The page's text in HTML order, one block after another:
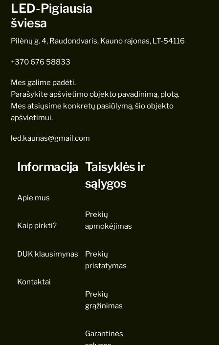
LED-Pigiausia
šviesa
Pilėnų g. 4, Raudondvaris, Kauno rajonas, LT-54116
+370 676 58833
Mes galime padėti.
Parašykite apšvietimo objekto pavadinimą, plotą.
Mes atsiųsime konkretų pasiūlymą, šio objekto
apšvietimui.
led.kaunas@gmail.com
Informacija
Apie mus
Kaip pirkti?
DUK klausimynas
Kontaktai
Taisyklės ir
sąlygos
Prekių
apmokėjimas
Prekių
pristatymas
Prekių
grąžinimas
Garantinės